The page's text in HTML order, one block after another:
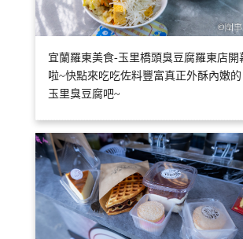
宜蘭羅東美食-玉里橋頭臭豆腐羅東店開
啦~快點來吃吃佐料豐富真正外酥內嫩的
玉里臭豆腐吧~